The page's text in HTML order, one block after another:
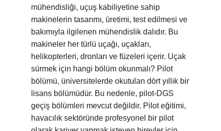
mühendisliği, uçuş kabiliyetine sahip
makinelerin tasarımı, üretimi, test edilmesi ve
bakımıyla ilgilenen mühendislik dalıdır. Bu
makineler her türlü uçağı, uçakları,
helikopterleri, dronları ve füzeleri içerir. Uçak
sürmek için hangi bölüm okunmalı? Pilot
bölümü, üniversitelerde okutulan dört yıllık bir
lisans bölümüdür. Bu nedenle, pilot-DGS
geçiş bölümleri mevcut değildir. Pilot eğitimi,
havacılık sektöründe profesyonel bir pilot